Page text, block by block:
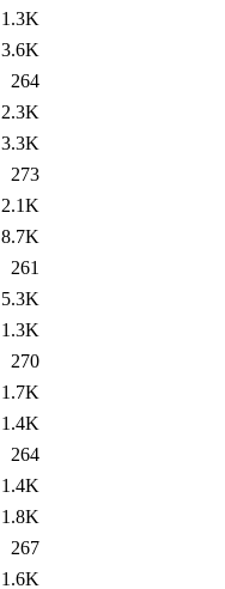
1.3K
3.6K
264
2.3K
3.3K
273
2.1K
8.7K
261
5.3K
1.3K
270
1.7K
1.4K
264
1.4K
1.8K
267
1.6K